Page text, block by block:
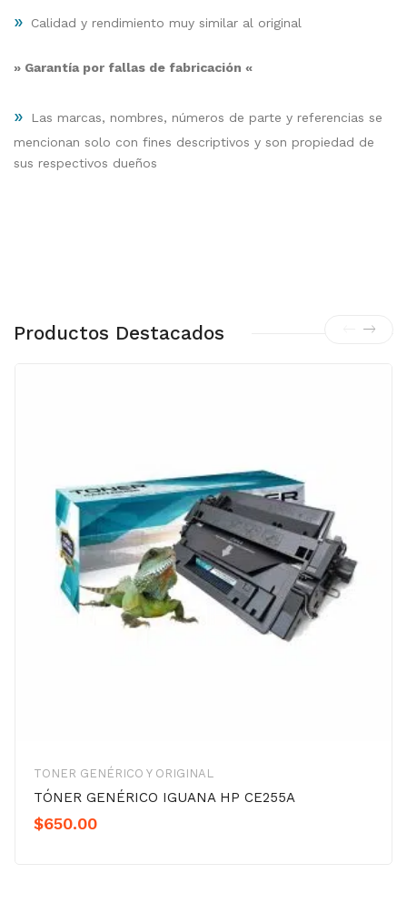
» Calidad y rendimiento muy similar al original
» Garantía por fallas de fabricación «
»
Las marcas, nombres, números de parte y referencias se
mencionan solo con fines descriptivos y son propiedad de
sus respectivos dueños
Productos Destacados
TONER GENÉRICO Y ORIGINAL
TÓNER GENÉRICO IGUANA HP CE255A
$650.00